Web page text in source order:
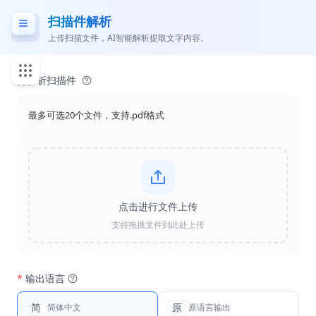
扫描件解析
上传扫描文件，AI智能解析提取文字内容。
待解析扫描件
最多可选20个文件，支持.pdf格式
点击进行文件上传
支持拖拽文件到此处上传
* 输出语言
简 简体中文 原 原语言输出